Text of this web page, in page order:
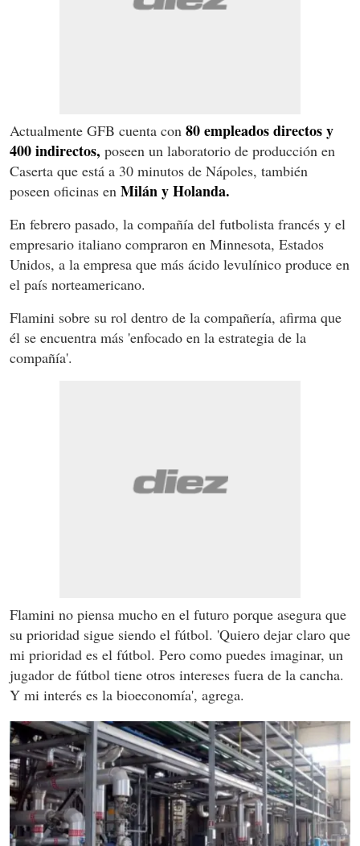
Actualmente GFB cuenta con 80 empleados directos y
400 indirectos, poseen un laboratorio de producción en
Caserta que está a 30 minutos de Nápoles, también
poseen oficinas en Milán y Holanda.
En febrero pasado, la compañía del futbolista francés y el
empresario italiano compraron en Minnesota, Estados
Unidos, a la empresa que más ácido levulínico produce en
el país norteamericano.
Flamini sobre su rol dentro de la compañería, afirma que
él se encuentra más 'enfocado en la estrategia de la
compañía'.
Flamini no piensa mucho en el futuro porque asegura que
su prioridad sigue siendo el fútbol. 'Quiero dejar claro que
mi prioridad es el fútbol. Pero como puedes imaginar, un
jugador de fútbol tiene otros intereses fuera de la cancha.
Y mi interés es la bioeconomía', agrega.